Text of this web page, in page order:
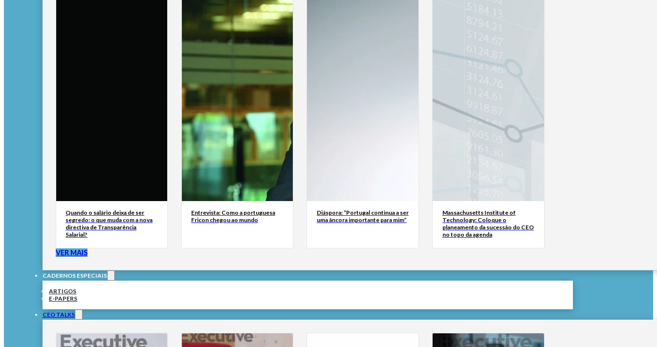
Quando o salário deixa de ser
segredo: o que muda com a nova
directiva de Transparência
Salarial?
Entrevista: Como a portuguesa
Fricon chegou ao mundo
Diáspora: “Portugal continua a ser
uma âncora importante para mim”
Massachusetts Institute of
Technology: Coloque o
planeamento da sucessão do CEO
no topo da agenda
VER MAIS
CADERNOS ESPECIAIS
ARTIGOS
E-PAPERS
CEO TALKS